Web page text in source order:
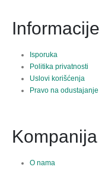
Informacije
Isporuka
Politika privatnosti
Uslovi korišćenja
Pravo na odustajanje
Kompanija
O nama